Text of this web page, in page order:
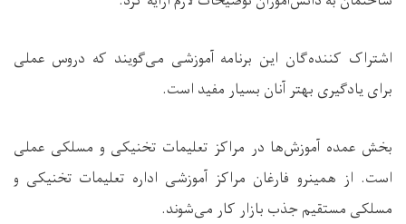
اشتراک کننده‌گان این برنامه آموزشی می‌گویند که دروس عملی
برای یادگیری بهتر آنان بسیار مفید است.
بخش عمده آموزش‌ها در مراکز تعلیمات تخنیکی و مسلکی عملی
است. از همینرو فارغان مراکز آموزشی اداره تعلیمات تخنیکی و
مسلکی مستقیم جذب بازار کار می‌شوند.